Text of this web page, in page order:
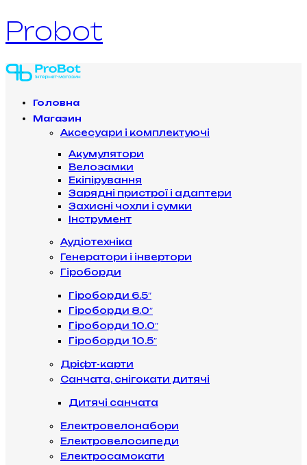
Probot
Головна
Магазин
Аксесуари і комплектуючі
Акумулятори
Велозамки
Екіпірування
Зарядні пристрої і адаптери
Захисні чохли і сумки
Інструмент
Аудіотехніка
Генератори і інвертори
Гіроборди
Гіроборди 6.5″
Гіроборди 8.0″
Гіроборди 10.0″
Гіроборди 10.5″
Дріфт-карти
Санчата, снігокати дитячі
Дитячі санчата
Електровелонабори
Електровелосипеди
Електросамокати